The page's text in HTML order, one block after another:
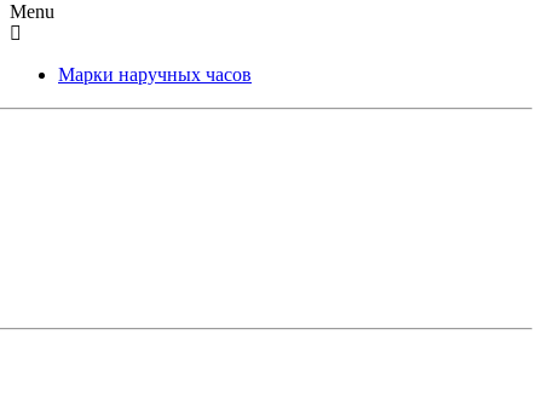
Menu
Марки наручных часов